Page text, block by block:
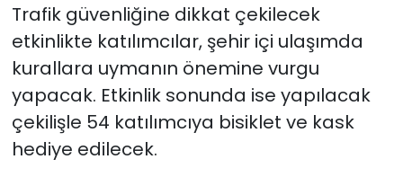
Trafik güvenliğine dikkat çekilecek
etkinlikte katılımcılar, şehir içi ulaşımda
kurallara uymanın önemine vurgu
yapacak. Etkinlik sonunda ise yapılacak
çekilişle 54 katılımcıya bisiklet ve kask
hediye edilecek.